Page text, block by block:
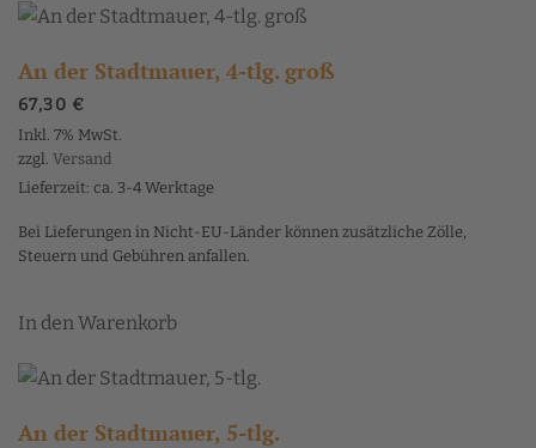
An der Stadtmauer, 4-tlg. groß
67,30 €
Inkl. 7% MwSt.
zzgl. Versand
Lieferzeit: ca. 3-4 Werktage
Bei Lieferungen in Nicht-EU-Länder können zusätzliche Zölle,
Steuern und Gebühren anfallen.
In den Warenkorb
An der Stadtmauer, 5-tlg.